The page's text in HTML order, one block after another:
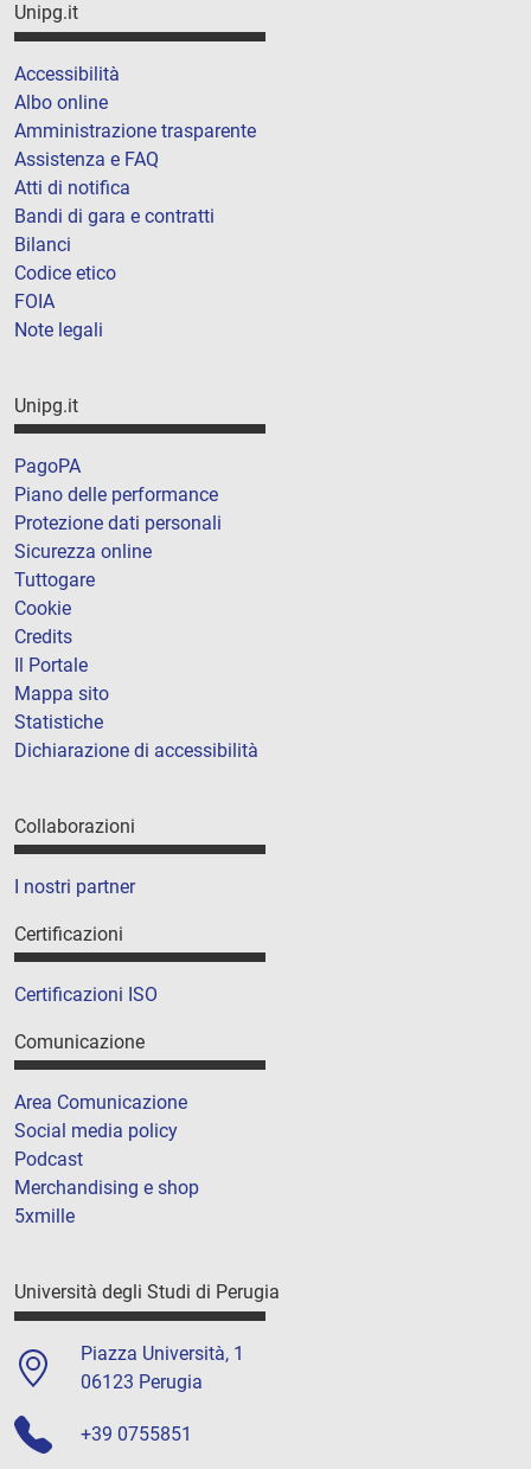
Unipg.it
Accessibilità
Albo online
Amministrazione trasparente
Assistenza e FAQ
Atti di notifica
Bandi di gara e contratti
Bilanci
Codice etico
FOIA
Note legali
Unipg.it
PagoPA
Piano delle performance
Protezione dati personali
Sicurezza online
Tuttogare
Cookie
Credits
Il Portale
Mappa sito
Statistiche
Dichiarazione di accessibilità
Collaborazioni
I nostri partner
Certificazioni
Certificazioni ISO
Comunicazione
Area Comunicazione
Social media policy
Podcast
Merchandising e shop
5xmille
Università degli Studi di Perugia
Piazza Università, 1
06123 Perugia
+39 0755851